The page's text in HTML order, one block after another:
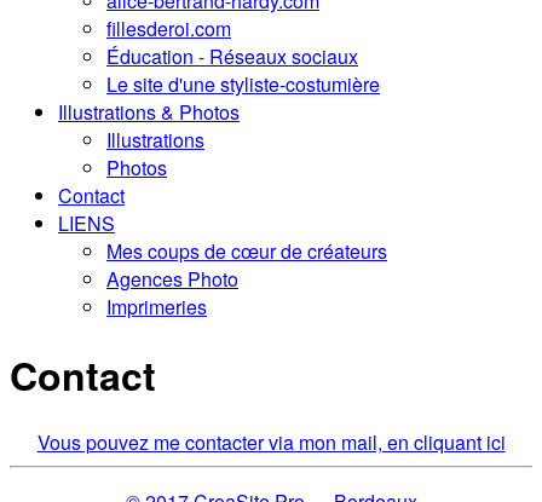
fillesderoi.com
Éducation - Réseaux sociaux
Le site d'une styliste-costumière
Illustrations & Photos
Illustrations
Photos
Contact
LIENS
Mes coups de cœur de créateurs
Agences Photo
Imprimeries
Contact
Vous pouvez me contacter via mon mail, en cliquant ici